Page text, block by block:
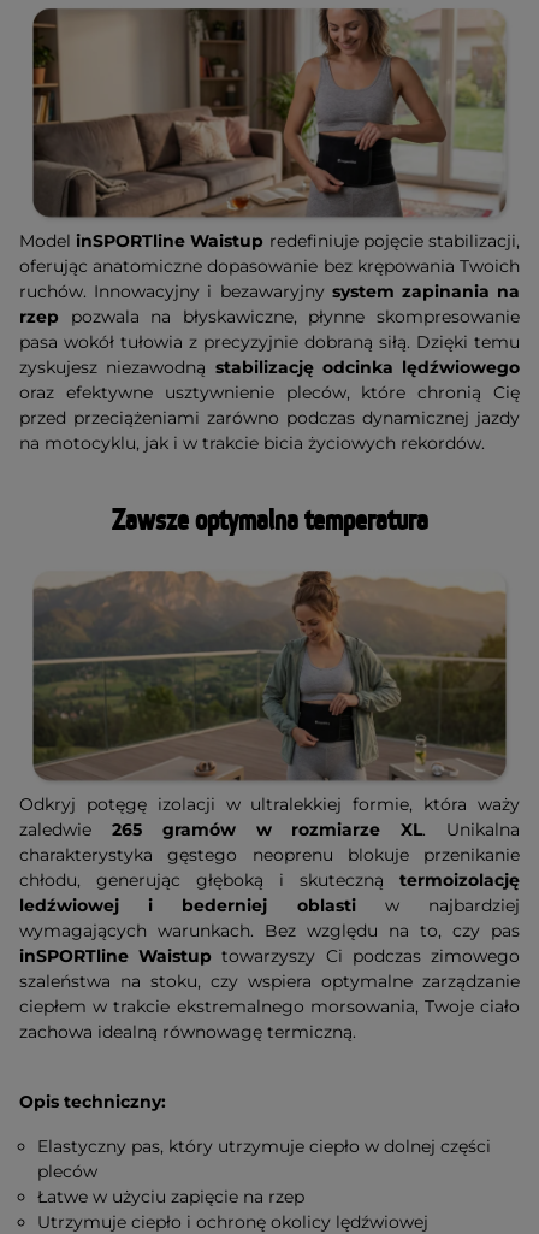
Model inSPORTline Waistup redefiniuje pojęcie stabilizacji,
oferując anatomiczne dopasowanie bez krępowania Twoich
ruchów. Innowacyjny i bezawaryjny system zapinania na
rzep pozwala na błyskawiczne, płynne skompresowanie
pasa wokół tułowia z precyzyjnie dobraną siłą. Dzięki temu
zyskujesz niezawodną stabilizację odcinka lędźwiowego
oraz efektywne usztywnienie pleców, które chronią Cię
przed przeciążeniami zarówno podczas dynamicznej jazdy
na motocyklu, jak i w trakcie bicia życiowych rekordów.
Zawsze optymalna temperatura
Odkryj potęgę izolacji w ultralekkiej formie, która waży
zaledwie 265 gramów w rozmiarze XL. Unikalna
charakterystyka gęstego neoprenu blokuje przenikanie
chłodu, generując głęboką i skuteczną termoizolację
ledźwiowej i bederniej oblastiw najbardziej
wymagających warunkach. Bez względu na to, czy pas
inSPORTline Waistup towarzyszy Ci podczas zimowego
szaleństwa na stoku, czy wspiera optymalne zarządzanie
ciepłem w trakcie ekstremalnego morsowania, Twoje ciało
zachowa idealną równowagę termiczną.
Opis techniczny:
Elastyczny pas, który utrzymuje ciepło w dolnej części
pleców
Łatwe w użyciu zapięcie na rzep
Utrzymuje ciepło i ochronę okolicy lędźwiowej